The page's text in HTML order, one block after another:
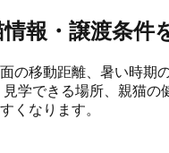
報・譲渡条件
の移動距離、暑い時期
学できる場所、親猫
くなります。